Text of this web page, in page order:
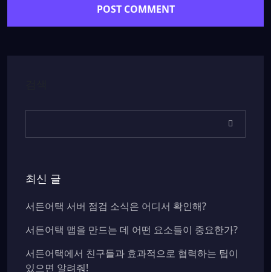
최신 글
서든어택 서버 점검 소식은 어디서 확인해?
서든어택 맵을 만드는 데 어떤 요소들이 중요한가?
서든어택에서 친구들과 효과적으로 협력하는 팁이
있으면 알려줘!